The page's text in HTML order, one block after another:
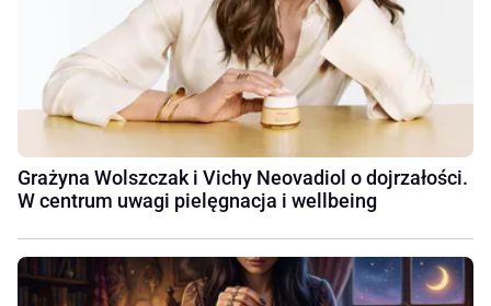
Grażyna Wolszczak i Vichy Neovadiol o dojrzałości.
W centrum uwagi pielęgnacja i wellbeing